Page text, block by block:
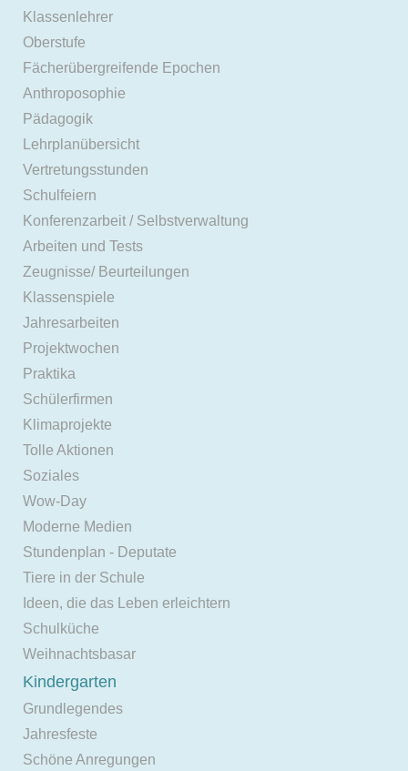
Klassenlehrer
Oberstufe
Fächerübergreifende Epochen
Anthroposophie
Pädagogik
Lehrplanübersicht
Vertretungsstunden
Schulfeiern
Konferenzarbeit / Selbstverwaltung
Arbeiten und Tests
Zeugnisse/ Beurteilungen
Klassenspiele
Jahresarbeiten
Projektwochen
Praktika
Schülerfirmen
Klimaprojekte
Tolle Aktionen
Soziales
Wow-Day
Moderne Medien
Stundenplan - Deputate
Tiere in der Schule
Ideen, die das Leben erleichtern
Schulküche
Weihnachtsbasar
Kindergarten
Grundlegendes
Jahresfeste
Schöne Anregungen